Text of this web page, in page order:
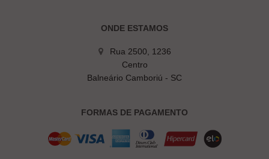
ONDE ESTAMOS
Rua 2500, 1236
Centro
Balneário Camboriú - SC
FORMAS DE PAGAMENTO